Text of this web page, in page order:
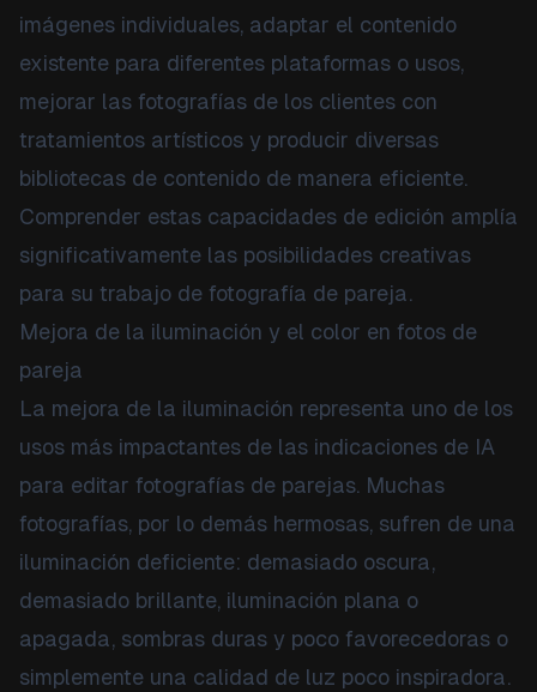
imágenes individuales, adaptar el contenido
existente para diferentes plataformas o usos,
mejorar las fotografías de los clientes con
tratamientos artísticos y producir diversas
bibliotecas de contenido de manera eficiente.
Comprender estas capacidades de edición amplía
significativamente las posibilidades creativas
para su trabajo de fotografía de pareja.
Mejora de la iluminación y el color en fotos de
pareja
La mejora de la iluminación representa uno de los
usos más impactantes de las indicaciones de IA
para editar fotografías de parejas. Muchas
fotografías, por lo demás hermosas, sufren de una
iluminación deficiente: demasiado oscura,
demasiado brillante, iluminación plana o
apagada, sombras duras y poco favorecedoras o
simplemente una calidad de luz poco inspiradora.